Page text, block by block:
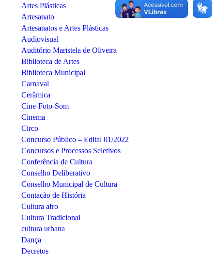
Artes Plásticas
Artesanato
Artesanatos e Artes Plásticas
Audiovisual
Auditório Maristela de Oliveira
Biblioteca de Artes
Biblioteca Municipal
Carnaval
Cerâmica
Cine-Foto-Som
Cinema
Circo
Concurso Público – Edital 01/2022
Concursos e Processos Seletivos
Conferência de Cultura
Conselho Deliberativo
Conselho Municipal de Cultura
Contação de História
Cultura afro
Cultura Tradicional
cultura urbana
Dança
Decretos